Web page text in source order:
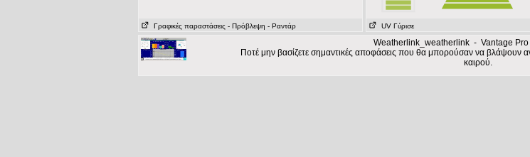
Γραφικές παραστάσεις - Πρόβλεψη - Ραντάρ UV Γύρισε
Weatherlink_weatherlink - Vantage
Ποτέ μην βασίζετε σημαντικές αποφάσεις που θα μπορούσαν να βλάψουν
καιρού.